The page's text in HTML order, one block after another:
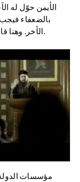
الأيمن حوّل له
بالضعفاء فيجب
الأخر. وهنا قامت الفتنة التي ينتهي بها الفيلم وهي باقية.
مؤسسات